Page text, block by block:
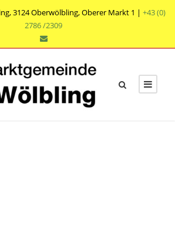
3124 Oberwölbling, Oberer Markt 1 | +43 (0)
2786 /2309